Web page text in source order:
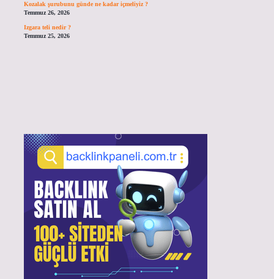
Kozalak şurubunu günde ne kadar içmeliyiz ?
Temmuz 26, 2026
Izgara teli nedir ?
Temmuz 25, 2026